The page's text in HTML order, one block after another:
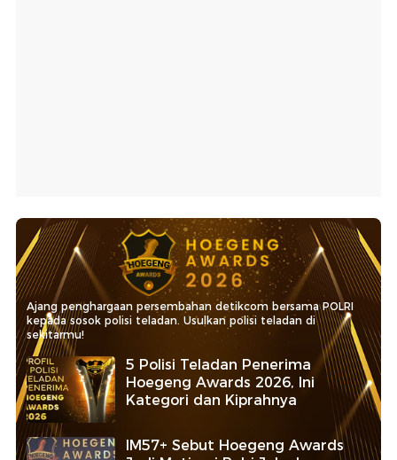
Ajang penghargaan persembahan detikcom bersama POLRI
kepada sosok polisi teladan. Usulkan polisi teladan di
sekitarmu!
5 Polisi Teladan Penerima
Hoegeng Awards 2026, Ini
Kategori dan Kiprahnya
IM57+ Sebut Hoegeng Awards